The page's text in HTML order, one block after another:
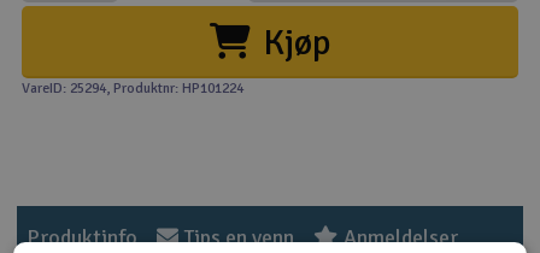
Modellbygging, LEGO & byggesett
Modelljernbane
Outlet
Kjøp
VareID: 25294, Produktnr: HP101224
Produktinfo Tips en venn Anmeldelser